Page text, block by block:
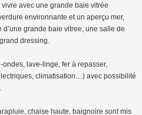
vivre avec une grande baie vitrée
environnante et un aperçu mer,
grande baie vitree, une salle de
dressing.
lave-linge, fer à repasser,
climatisation....) avec possibilité
chaise haute, baignoire sont mis